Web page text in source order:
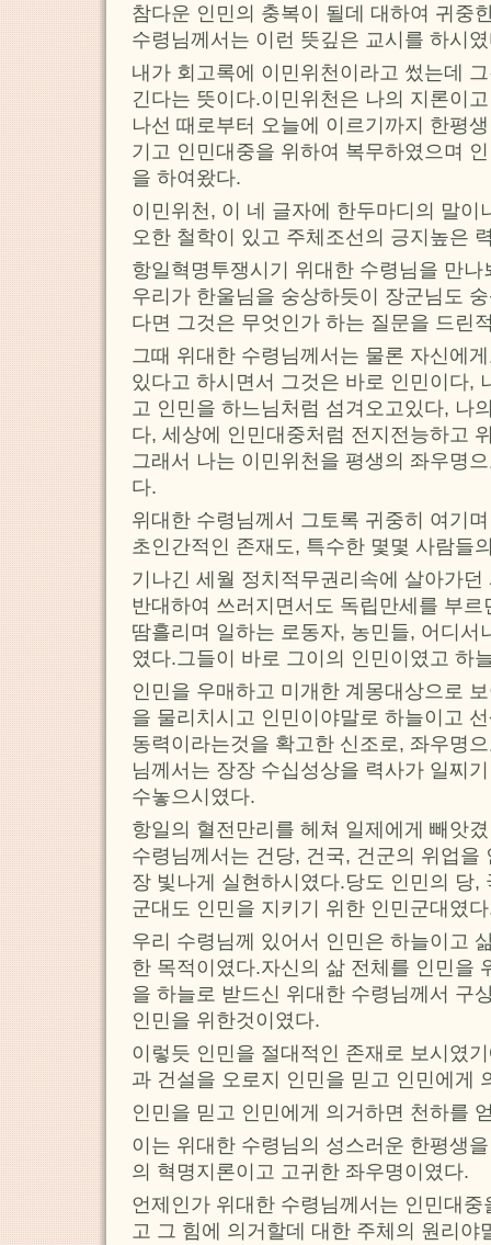
참다운 인민의 충복이 될데 대하여 귀중
수령님께서는 이런 뜻깊은 교시를 하시
내가 회고록에 이민위천이라고 썼는데
긴다는 뜻이다.이민위천은 나의 지론이
나선 때로부터 오늘에 이르기까지 한평
기고 인민대중을 위하여 복무하였으며
을 하여왔다.
이민위천, 이 네 글자에 한두마디의 말이
오한 철학이 있고 주체조선의 긍지높은
항일혁명투쟁시기 위대한 수령님을 만
우리가 한울님을 숭상하듯이 장군님도
다면 그것은 무엇인가 하는 질문을 드린
그때 위대한 수령님께서는 물론 자신에
있다고 하시면서 그것은 바로 인민이다,
고 인민을 하느님처럼 섬겨오고있다, 나
다, 세상에 인민대중처럼 전지전능하고
그래서 나는 이민위천을 평생의 좌우명
다.
위대한 수령님께서 그토록 귀중히 여기
초인간적인 존재도, 특수한 몇몇 사람들
기나긴 세월 정치적무권리속에 살아가
반대하여 쓰러지면서도 독립만세를 부
땀흘리며 일하는 로동자, 농민들, 어디서
였다.그들이 바로 그이의 인민이였고 하
인민을 우매하고 미개한 계몽대상으로
을 물리치시고 인민이야말로 하늘이고
동력이라는것을 확고한 신조로, 좌우명
님께서는 장장 수십성상을 력사가 일찌
수놓으시였다.
항일의 혈전만리를 헤쳐 일제에게 빼앗
수령님께서는 건당, 건국, 건군의 위업을
장 빛나게 실현하시였다.당도 인민의 당,
군대도 인민을 지키기 위한 인민군대였
우리 수령님께 있어서 인민은 하늘이고
한 목적이였다.자신의 삶 전체를 인민을
을 하늘로 받드신 위대한 수령님께서 구
인민을 위한것이였다.
이렇듯 인민을 절대적인 존재로 보시였
과 건설을 오로지 인민을 믿고 인민에게
인민을 믿고 인민에게 의거하면 천하를
이는 위대한 수령님의 성스러운 한평생
의 혁명지론이고 고귀한 좌우명이였다.
언제인가 위대한 수령님께서는 인민대
고 그 힘에 의거할데 대한 주체의 원리야